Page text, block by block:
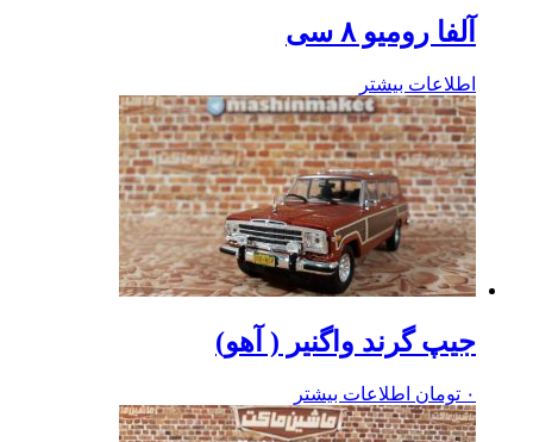
آلفا رومیو ۸ سی
اطلاعات بیشتر
جیپ گرند واگنیر ( آهو)
۰ تومان اطلاعات بیشتر